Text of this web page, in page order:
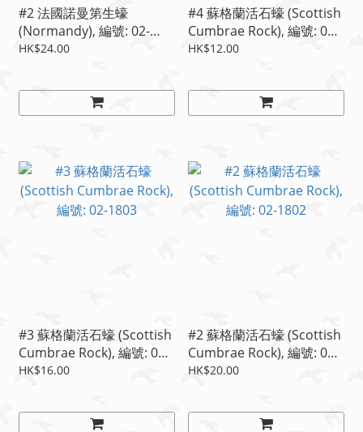
#2 法國諾曼第生蠔
(Normandy), 編號: 02-
1903A
HK$24.00
#4 蘇格蘭活石蠔 (Scottish
Cumbrae Rock), 編號: 02-
1804
HK$12.00
#3 蘇格蘭活石蠔 (Scottish
Cumbrae Rock), 編號: 02-
1803
HK$16.00
#2 蘇格蘭活石蠔 (Scottish
Cumbrae Rock), 編號: 02-
1802
HK$20.00